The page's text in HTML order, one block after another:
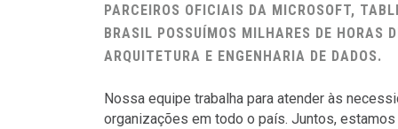
PARCEIROS OFICIAIS DA MICROSOFT,
BRASIL POSSUÍMOS MILHARES DE HORAS
ARQUITETURA E ENGENHARIA DE DADOS.
Nossa equipe trabalha para atender às
organizações em todo o país. Juntos,